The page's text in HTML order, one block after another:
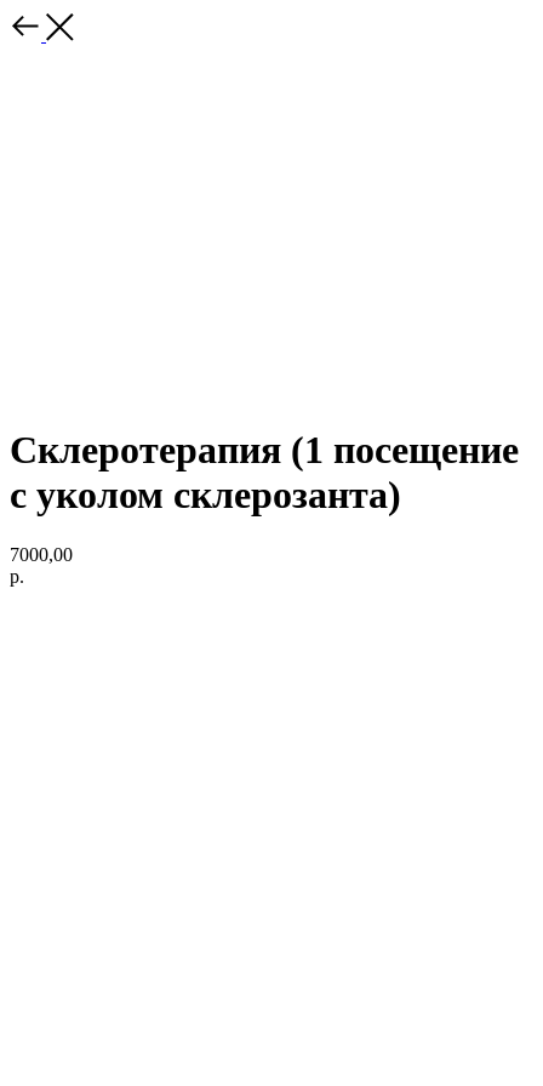
Склеротерапия (1 посещение
с уколом склерозанта)
7000,00
р.